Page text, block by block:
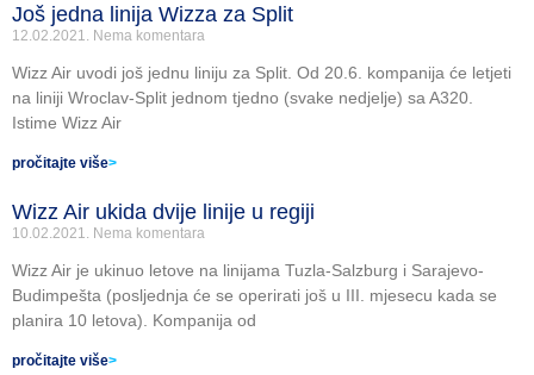
Još jedna linija Wizza za Split
12.02.2021. Nema komentara
Wizz Air uvodi još jednu liniju za Split. Od 20.6. kompanija će letjeti
na liniji Wroclav-Split jednom tjedno (svake nedjelje) sa A320.
Istime Wizz Air
pročitajte više>
Wizz Air ukida dvije linije u regiji
10.02.2021. Nema komentara
Wizz Air je ukinuo letove na linijama Tuzla-Salzburg i Sarajevo-
Budimpešta (posljednja će se operirati još u III. mjesecu kada se
planira 10 letova). Kompanija od
pročitajte više>